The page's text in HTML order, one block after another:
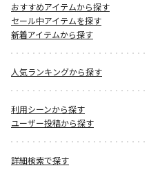
おすすめアイテムから探す
セール中アイテムを探す
新着アイテムから探す
人気ランキングから探す
利用シーンから探す
ユーザー投稿から探す
詳細検索で探す